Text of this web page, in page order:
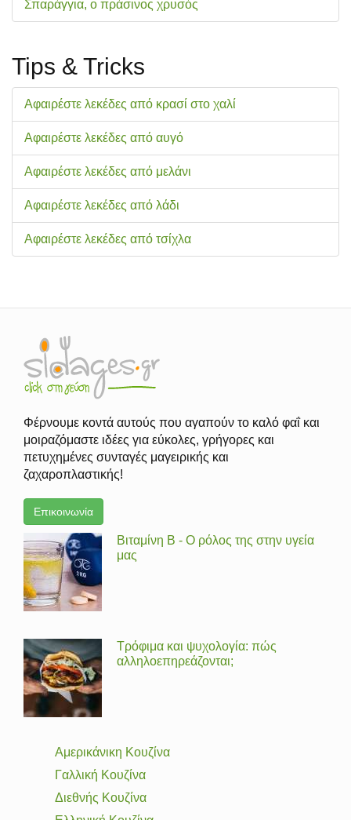
Σπαράγγια, ο πράσινος χρυσός
Tips & Tricks
Αφαιρέστε λεκέδες από κρασί στο χαλί
Αφαιρέστε λεκέδες από αυγό
Αφαιρέστε λεκέδες από μελάνι
Αφαιρέστε λεκέδες από λάδι
Αφαιρέστε λεκέδες από τσίχλα
Φέρνουμε κοντά αυτούς που αγαπούν το καλό φαΐ και
μοιραζόμαστε ιδέες για εύκολες, γρήγορες και
πετυχημένες συνταγές μαγειρικής και
ζαχαροπλαστικής!
Επικοινωνία
Βιταμίνη Β - Ο ρόλος της στην υγεία
μας
Τρόφιμα και ψυχολογία: πώς
αλληλοεπηρεάζονται;
Αμερικάνικη Κουζίνα
Γαλλική Κουζίνα
Διεθνής Κουζίνα